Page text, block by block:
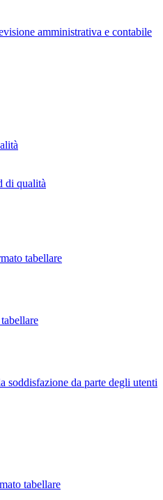
amministrativa e contabile
di qualità
tabellare
soddisfazione da parte degli utenti
tabellare